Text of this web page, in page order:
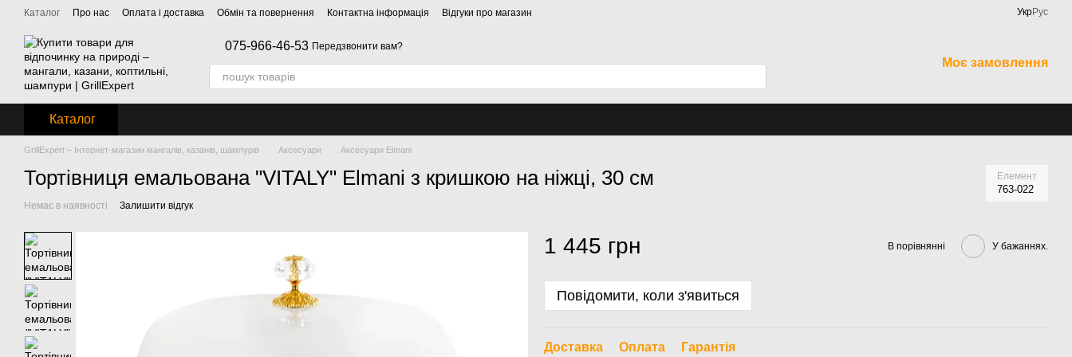
Перейти до основного контенту
Каталог Про нас Оплата і доставка Обмін та повернення Контактна інформація Відгуки про магазин УкрРус
075-966-46-53 Передзвонити вам?
Моє замовлення
Каталог
GrillExpert – Інтернет-магазин мангалів, казанів, шампурів Аксесуари Аксесуари Elmani
Тортівниця емальована "VITALY" Elmani з кришкою на ніжці, 30 см Елемент
763-022
Немає в наявності Залишити відгук
1 445 грн В порівнянні У бажаннях.
Повідомити, коли з'явиться
Доставка Оплата Гарантія